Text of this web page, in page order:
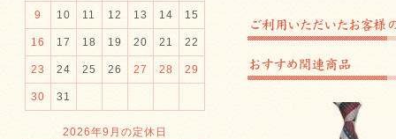
9 10 11 12 13 14 15
16 17 18 19 20 21 22
23 24 25 26 27 28 29
30 31
2026年9月の定休日